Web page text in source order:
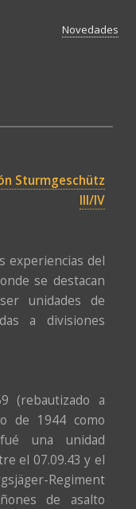
Novedades
Sturmgeschütz
III/IV
experiencias del
se destacan
unidades de
a divisiones
(rebautizado a
de 1944 como
fué una unidad
el 07.09.43 y el
Regiment
de asalto